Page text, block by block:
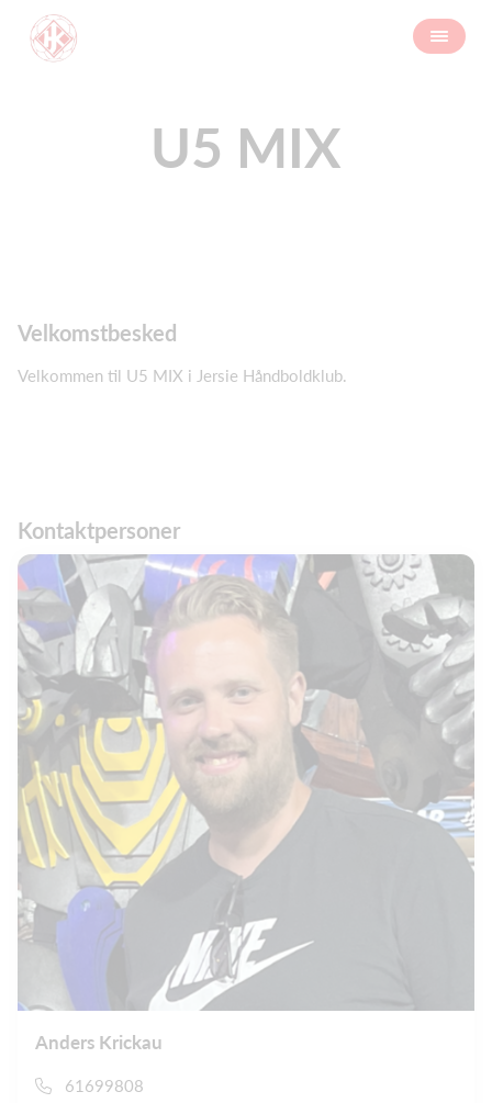
U5 MIX
Velkomstbesked
Velkommen til U5 MIX i Jersie Håndboldklub.
Kontaktpersoner
Anders Krickau
61699808